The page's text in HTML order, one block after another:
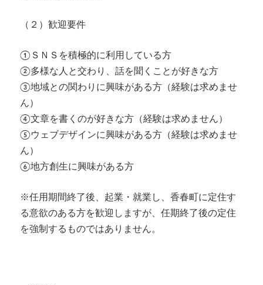
（２）歓迎要件
①ＳＮＳを積極的に利用している方
②多様な人と交わり、話を聞くことが好きな方
③地域との関わりに興味がある方（経験は求めませ
ん）
④文章を書くのが好きな方（経験は求めません）
⑤ウェブデザインに興味がある方（経験は求めませ
ん）
⑥地方創生に興味がある方
※任用期間終了後、起業・就業し、香春町に定住す
る意欲のある方を歓迎しますが、任期終了後の定住
を強制するものではありません。